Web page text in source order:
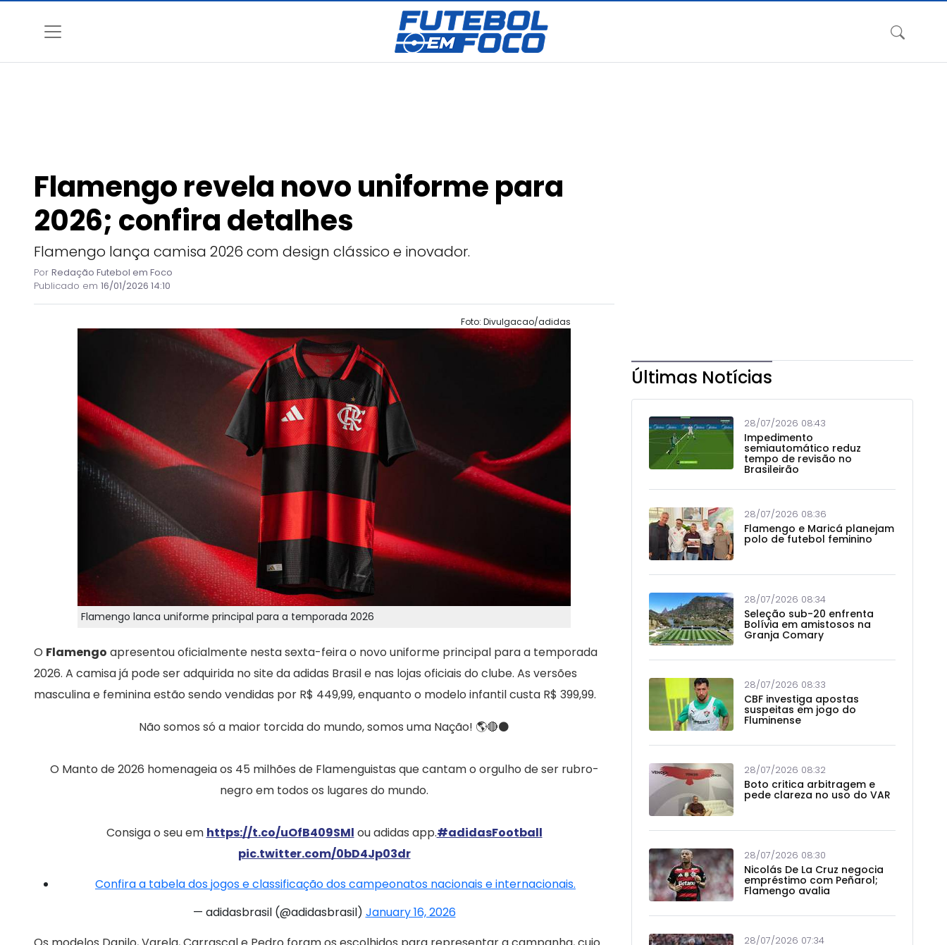
Flamengo revela novo uniforme para
2026; confira detalhes
Flamengo lança camisa 2026 com design clássico e inovador.
Por Redação Futebol em Foco
Publicado em 16/01/2026 14:10
Foto: Divulgacao/adidas
Flamengo lanca uniforme principal para a temporada 2026
O Flamengo apresentou oficialmente nesta sexta-feira o novo uniforme principal para a temporada
2026. A camisa já pode ser adquirida no site da adidas Brasil e nas lojas oficiais do clube. As versões
masculina e feminina estão sendo vendidas por R$ 449,99, enquanto o modelo infantil custa R$ 399,99.
Não somos só a maior torcida do mundo, somos uma Nação! 🌎🔴⚫️
O Manto de 2026 homenageia os 45 milhões de Flamenguistas que cantam o orgulho de ser rubro-
negro em todos os lugares do mundo.
Consiga o seu em https://t.co/uOfB409SMl ou adidas app.#adidasFootball
pic.twitter.com/0bD4Jp03dr
Confira a tabela dos jogos e classificação dos campeonatos nacionais e internacionais.
— adidasbrasil (@adidasbrasil) January 16, 2026
Últimas Notícias
28/07/2026 08:43
Impedimento
semiautomático reduz
tempo de revisão no
Brasileirão
28/07/2026 08:36
Flamengo e Maricá planejam
polo de futebol feminino
28/07/2026 08:34
Seleção sub-20 enfrenta
Bolívia em amistosos na
Granja Comary
28/07/2026 08:33
CBF investiga apostas
suspeitas em jogo do
Fluminense
28/07/2026 08:32
Boto critica arbitragem e
pede clareza no uso do VAR
28/07/2026 08:30
Nicolás De La Cruz negocia
empréstimo com Peñarol;
Flamengo avalia
28/07/2026 07:34